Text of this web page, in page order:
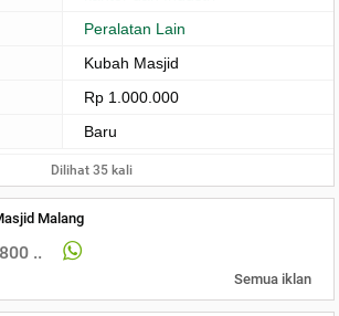
Peralatan Lain
Kubah Masjid
Rp 1.000.000
Baru
Dilihat 35 kali
Malang
..
Semua iklan